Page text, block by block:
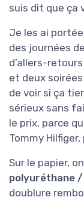
suis dit que ça
Je les ai
des journées
d’allers-
et deux soirées
de voir si ça
sérieux sans
le prix, parce
Tommy
Sur le papier,
polyuréthane
doublure